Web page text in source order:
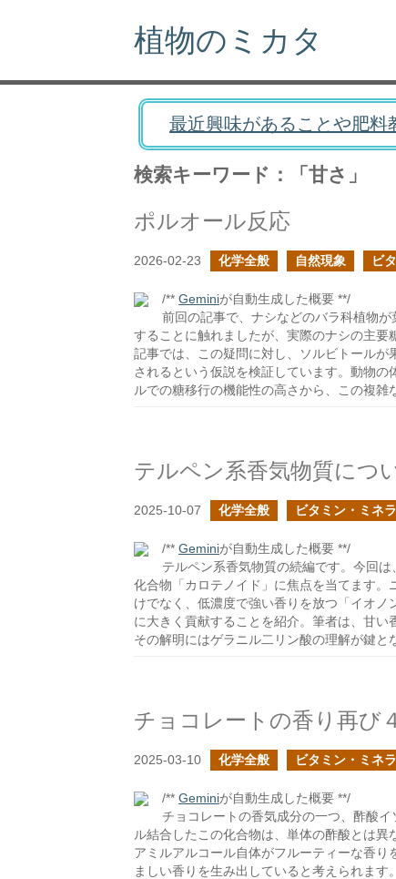
植物のミカタ
最近興味があることや肥
検索キーワード：「甘さ」
ポルオール反応
2026-02-23 化学全般 自然現象 ビ
/** Geminiが自動生成した概要 **/
前回の記事で、ナシなどのバラ科植物
することに触れましたが、実際のナシの主
記事では、この疑問に対し、ソルビトール
されるという仮説を検証しています。動物
ルでの糖移行の機能性の高さから、この複雑
テルペン系香気物質につ
2025-10-07 化学全般 ビタミン・ミネ
/** Geminiが自動生成した概要 **/
テルペン系香気物質の続編です。今回
化合物「カロテノイド」に焦点を当てます
けでなく、低濃度で強い香りを放つ「イオ
に大きく貢献することを紹介。筆者は、甘い
その解明にはゲラニル二リン酸の理解が鍵と
チョコレートの香り再び
2025-03-10 化学全般 ビタミン・ミネ
/** Geminiが自動生成した概要 **/
チョコレートの香気成分の一つ、酢酸
ル結合したこの化合物は、単体の酢酸とは
アミルアルコール自体がフルーティーな香
ましい香りを生み出していると考えられます